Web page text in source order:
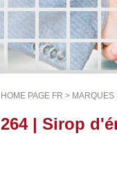
HOME PAGE FR > MARQUES
264 | Sirop